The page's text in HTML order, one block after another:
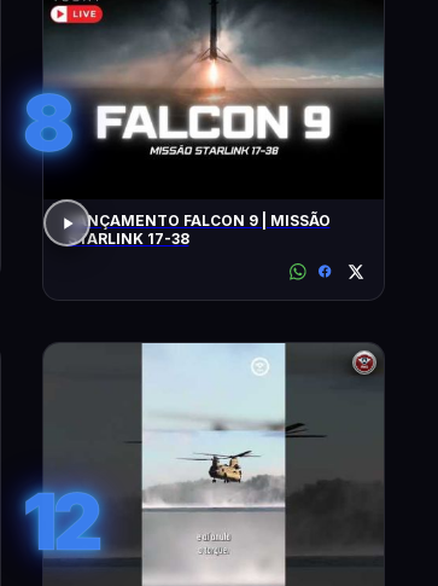
8
LANÇAMENTO FALCON 9 | MISSÃO
STARLINK 17-38
12